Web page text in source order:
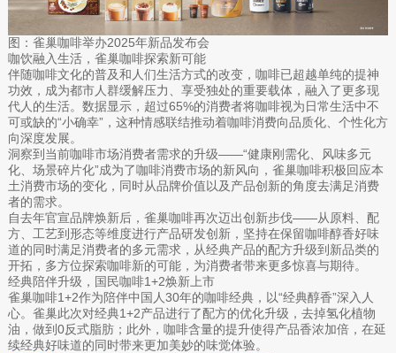
图：雀巢咖啡举办2025年新品发布会
咖饮融入生活，雀巢咖啡探索新可能
伴随咖啡文化的普及和人们生活方式的改变，咖啡已超越单纯的提神
功效，成为都市人群缓解压力、享受独处的重要载体，融入了更多现
代人的生活。数据显示，超过65%的消费者将咖啡视为日常生活中不
可或缺的“小确幸”，这种情感联结推动着咖啡消费向品质化、个性化方
向深度发展。
洞察到当前咖啡市场消费者需求的升级——“健康刚需化、风味多元
化、场景碎片化”成为了咖啡消费市场的新风向，雀巢咖啡积极回应本
土消费市场的变化，同时从品牌价值以及产品创新的角度去满足消费
者的需求。
自去年官宣品牌焕新后，雀巢咖啡再次迈出创新步伐——从原料、配
方、工艺到形态等维度进行产品研发创新，坚持在保留咖啡醇香好味
道的同时满足消费者的多元需求，从经典产品的配方升级到新品类的
开拓，多方位探索咖啡新的可能，为消费者带来更多惊喜与期待。
经典陪伴升级，国民咖啡1+2焕新上市
雀巢咖啡1+2作为陪伴中国人30年的咖啡经典，以“经典醇香”深入人
心。雀巢此次对经典1+2产品进行了配方的优化升级，去掉氢化植物
油，做到0反式脂肪；此外，咖啡含量的提升使得产品香浓加倍，在延
续经典好味道的同时带来更加美妙的味觉体验。